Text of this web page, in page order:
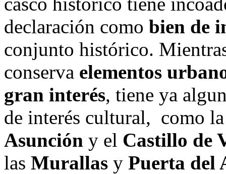
declaración como bien de
conjunto histórico.
conserva elementos
gran interés, tiene ya
de interés cultural, como
Asunción y el Castillo de
las Murallas y Puerta del